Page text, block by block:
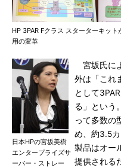
HP 3PAR Fクラス スターターキッ
用の変革
日本HPの宮坂美樹
エンタープライズサ
ーバー・ストレー
宮坂氏に
外は「これ
として
る」という
って多数の
め、約3.5
製品はオー
提供される